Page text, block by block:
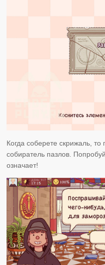
Когда соберете скрижаль,
собиратель пазлов.
означает!